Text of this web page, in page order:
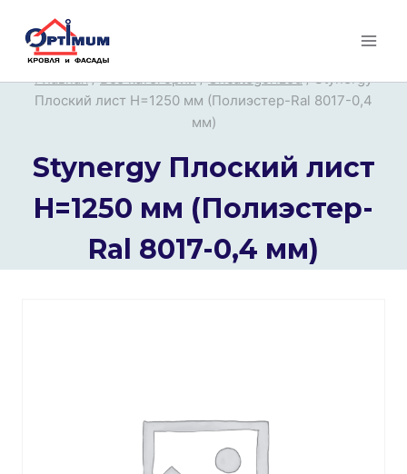
Перейти
Главная / Все категории / Uncategorized / Stynergy
Плоский лист H=1250 мм (Полиэстер-Ral 8017-0,4
мм)
Stynergy Плоский лист
H=1250 мм (Полиэстер-
Ral 8017-0,4 мм)